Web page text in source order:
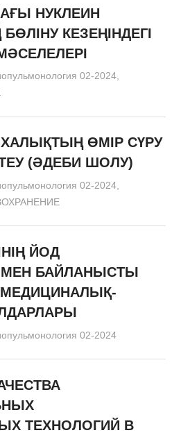
НУКЛЕИН
КЕЗЕҢІНДЕГІ
02-2024,
ӨМІР СҮРУ
(ӘДЕБИ ШОЛУ)
02-2024
ЙОД
БАЙЛАНЫСТЫ
02-2024
ТЕХНОЛОГИЙ В